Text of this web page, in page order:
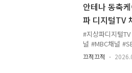
요. 공개된 키아
스토리나 배경 지
더 자세한 정보
안테나 동축
파 디지털TV
#지상파디지털
널 #MBC채널
조금 실용적인
안테나로 지상
끄적끄적